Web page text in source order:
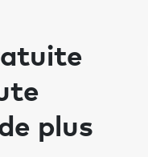
plus